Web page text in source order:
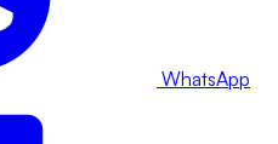
WhatsApp